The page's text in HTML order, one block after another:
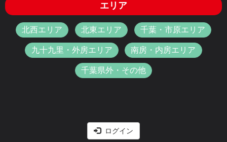
エリア
北西エリア 北東エリア 千葉・市原エリア
九十九里・外房エリア 南房・内房エリア
千葉県外・その他
ログイン